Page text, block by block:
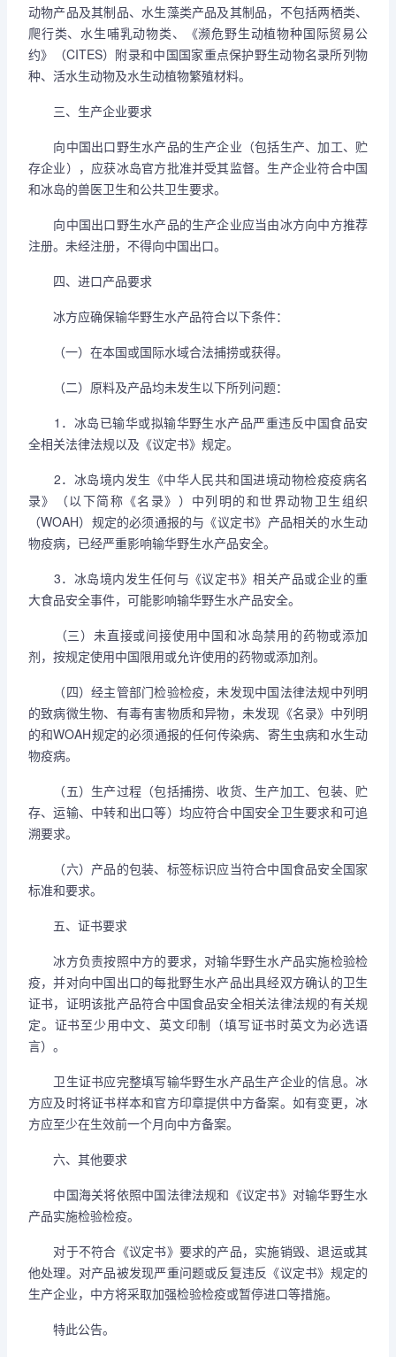
动物产品及其制品、水生藻类产品及其制品，不包括两栖类、
爬行类、水生哺乳动物类、《濒危野生动植物种国际贸易公
约》（CITES）附录和中国国家重点保护野生动物名录所列物
种、活水生动物及水生动植物繁殖材料。
三、生产企业要求
向中国出口野生水产品的生产企业（包括生产、加工、贮
存企业），应获冰岛官方批准并受其监督。生产企业符合中国
和冰岛的兽医卫生和公共卫生要求。
向中国出口野生水产品的生产企业应当由冰方向中方推荐
注册。未经注册，不得向中国出口。
四、进口产品要求
冰方应确保输华野生水产品符合以下条件：
（一）在本国或国际水域合法捕捞或获得。
（二）原料及产品均未发生以下所列问题：
1．冰岛已输华或拟输华野生水产品严重违反中国食品安
全相关法律法规以及《议定书》规定。
2．冰岛境内发生《中华人民共和国进境动物检疫疫病名
录》（以下简称《名录》）中列明的和世界动物卫生组织
（WOAH）规定的必须通报的与《议定书》产品相关的水生动
物疫病，已经严重影响输华野生水产品安全。
3．冰岛境内发生任何与《议定书》相关产品或企业的重
大食品安全事件，可能影响输华野生水产品安全。
（三）未直接或间接使用中国和冰岛禁用的药物或添加
剂，按规定使用中国限用或允许使用的药物或添加剂。
（四）经主管部门检验检疫，未发现中国法律法规中列明
的致病微生物、有毒有害物质和异物，未发现《名录》中列明
的和WOAH规定的必须通报的任何传染病、寄生虫病和水生动
物疫病。
（五）生产过程（包括捕捞、收货、生产加工、包装、贮
存、运输、中转和出口等）均应符合中国安全卫生要求和可追
溯要求。
（六）产品的包装、标签标识应当符合中国食品安全国家
标准和要求。
五、证书要求
冰方负责按照中方的要求，对输华野生水产品实施检验检
疫，并对向中国出口的每批野生水产品出具经双方确认的卫生
证书，证明该批产品符合中国食品安全相关法律法规的有关规
定。证书至少用中文、英文印制（填写证书时英文为必选语
言）。
卫生证书应完整填写输华野生水产品生产企业的信息。冰
方应及时将证书样本和官方印章提供中方备案。如有变更，冰
方应至少在生效前一个月向中方备案。
六、其他要求
中国海关将依照中国法律法规和《议定书》对输华野生水
产品实施检验检疫。
对于不符合《议定书》要求的产品，实施销毁、退运或其
他处理。对产品被发现严重问题或反复违反《议定书》规定的
生产企业，中方将采取加强检验检疫或暂停进口等措施。
特此公告。